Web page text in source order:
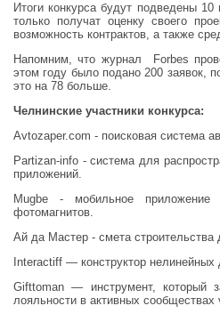
Итоги конкурса будут подведены
только получат оценку своего
возможность контрактов, а также
Напомним, что журнал Forbes
этом году было подано 200 заявок,
это на 78 больше.
Челнинские участники конкурса:
Avtozaper.com - поисковая система
Partizan-info - система для
приложений.
Mugbe - мобильное
фотомагнитов.
Ай да Мастер - смета строительства
Interactiff — конструктор нелинейных
Gifttoman — инструмент, который
лояльности в активных